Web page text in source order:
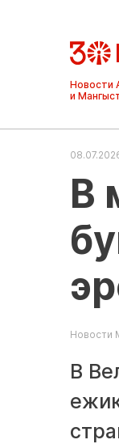
Ақтау
В
Новости
В